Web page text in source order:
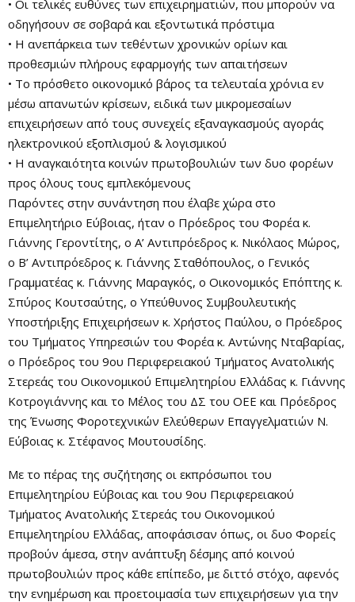
• Οι τελικές ευθύνες των επιχειρηματιών, που μπορούν να
οδηγήσουν σε σοβαρά και εξοντωτικά πρόστιμα
• Η ανεπάρκεια των τεθέντων χρονικών ορίων και
προθεσμιών πλήρους εφαρμογής των απαιτήσεων
• Το πρόσθετο οικονομικό βάρος τα τελευταία χρόνια εν
μέσω απανωτών κρίσεων, ειδικά των μικρομεσαίων
επιχειρήσεων από τους συνεχείς εξαναγκασμούς αγοράς
ηλεκτρονικού εξοπλισμού & λογισμικού
• Η αναγκαιότητα κοινών πρωτοβουλιών των δυο φορέων
προς όλους τους εμπλεκόμενους
Παρόντες στην συνάντηση που έλαβε χώρα στο
Επιμελητήριο Εύβοιας, ήταν ο Πρόεδρος του Φορέα κ.
Γιάννης Γεροντίτης, ο Α’ Αντιπρόεδρος κ. Νικόλαος Μώρος,
ο Β’ Αντιπρόεδρος κ. Γιάννης Σταθόπουλος, ο Γενικός
Γραμματέας κ. Γιάννης Μαραγκός, ο Οικονομικός Επόπτης κ.
Σπύρος Κουτσαύτης, ο Υπεύθυνος Συμβουλευτικής
Υποστήριξης Επιχειρήσεων κ. Χρήστος Παύλου, ο Πρόεδρος
του Τμήματος Υπηρεσιών του Φορέα κ. Αντώνης Νταβαρίας,
ο Πρόεδρος του 9ου Περιφερειακού Τμήματος Ανατολικής
Στερεάς του Οικονομικού Επιμελητηρίου Ελλάδας κ. Γιάννης
Κοτρογιάννης και το Μέλος του ΔΣ του ΟΕΕ και Πρόεδρος
της Ένωσης Φοροτεχνικών Ελεύθερων Επαγγελματιών Ν.
Εύβοιας κ. Στέφανος Μουτουσίδης.
Με το πέρας της συζήτησης οι εκπρόσωποι του
Επιμελητηρίου Εύβοιας και του 9ου Περιφερειακού
Τμήματος Ανατολικής Στερεάς του Οικονομικού
Επιμελητηρίου Ελλάδας, αποφάσισαν όπως, οι δυο Φορείς
προβούν άμεσα, στην ανάπτυξη δέσμης από κοινού
πρωτοβουλιών προς κάθε επίπεδο, με διττό στόχο, αφενός
την ενημέρωση και προετοιμασία των επιχειρήσεων για την